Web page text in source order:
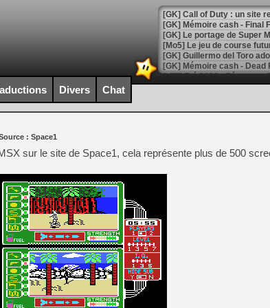
[GK] Le portage de Super
[Mo5] Le jeu de course
[GK] Guillermo del Toro
[LTF] Eté 2026 - Séquence
[GK] Mistfall Hunter : déjà
[GK] Wo Long 2 évolue
[GK] Crossfire : un TPS à
[LS] [PS5] Premiers
[Mo5] DOOM arrive en
[GK] Bethesda fête les 30
[GK] Roblox : l'action en
[GK] Agenda - GeForce
[LS] [PS5] ps5-y2jb-
[GK] Pourquoi Marvel
Divers Chat
: Space1
sur le site de Space1, cela représente plus de 500